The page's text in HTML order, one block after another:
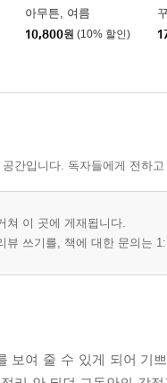
아무튼, 여름
10,800원 (10% 할인)
간입니다. 독자들에게 전하
쳐 이 곳에 게재됩니다.
뷰 쓰기를, 책에 대한 문의는
보여 줄 수 있게 되어 기